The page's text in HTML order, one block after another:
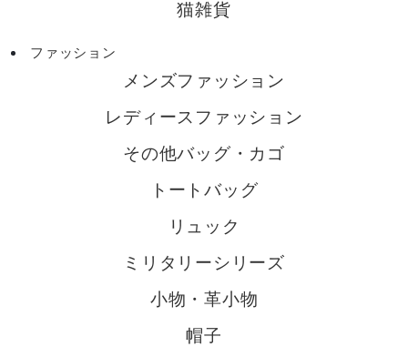
猫雑貨
ファッション
メンズファッション
レディースファッション
その他バッグ・カゴ
トートバッグ
リュック
ミリタリーシリーズ
小物・革小物
帽子